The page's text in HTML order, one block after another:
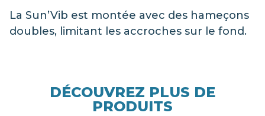
La Sun’Vib est montée avec des hameçons
doubles, limitant les accroches sur le fond.
DÉCOUVREZ PLUS DE
PRODUITS